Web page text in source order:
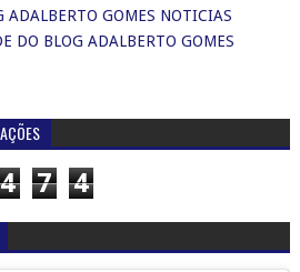
ADALBERTO GOMES NOTICIAS
DO BLOG ADALBERTO GOMES
4 7 4